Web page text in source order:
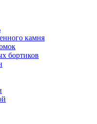
камня
бортиков